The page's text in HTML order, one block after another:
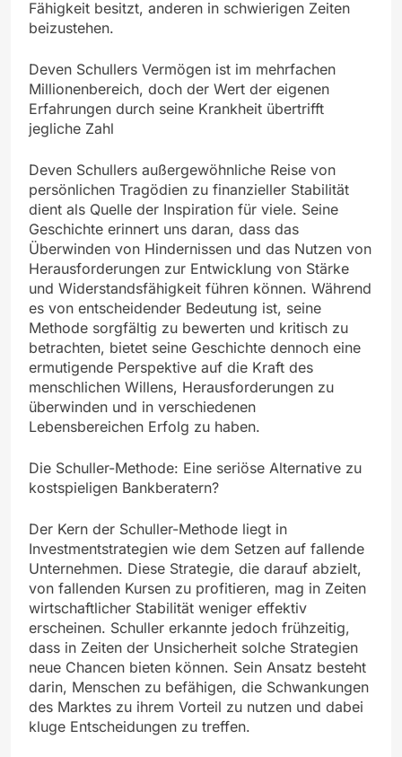
Fähigkeit besitzt, anderen in schwierigen Zeiten
beizustehen.
Deven Schullers Vermögen ist im mehrfachen
Millionenbereich, doch der Wert der eigenen
Erfahrungen durch seine Krankheit übertrifft
jegliche Zahl
Deven Schullers außergewöhnliche Reise von
persönlichen Tragödien zu finanzieller Stabilität
dient als Quelle der Inspiration für viele. Seine
Geschichte erinnert uns daran, dass das
Überwinden von Hindernissen und das Nutzen von
Herausforderungen zur Entwicklung von Stärke
und Widerstandsfähigkeit führen können. Während
es von entscheidender Bedeutung ist, seine
Methode sorgfältig zu bewerten und kritisch zu
betrachten, bietet seine Geschichte dennoch eine
ermutigende Perspektive auf die Kraft des
menschlichen Willens, Herausforderungen zu
überwinden und in verschiedenen
Lebensbereichen Erfolg zu haben.
Die Schuller-Methode: Eine seriöse Alternative zu
kostspieligen Bankberatern?
Der Kern der Schuller-Methode liegt in
Investmentstrategien wie dem Setzen auf fallende
Unternehmen. Diese Strategie, die darauf abzielt,
von fallenden Kursen zu profitieren, mag in Zeiten
wirtschaftlicher Stabilität weniger effektiv
erscheinen. Schuller erkannte jedoch frühzeitig,
dass in Zeiten der Unsicherheit solche Strategien
neue Chancen bieten können. Sein Ansatz besteht
darin, Menschen zu befähigen, die Schwankungen
des Marktes zu ihrem Vorteil zu nutzen und dabei
kluge Entscheidungen zu treffen.